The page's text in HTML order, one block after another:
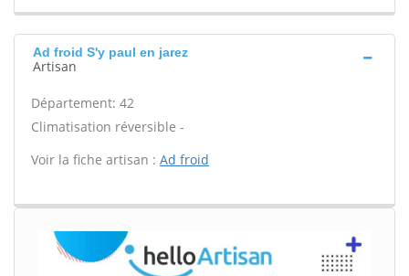
Ad froid S'y paul en jarez
Artisan
Département: 42
Climatisation réversible -
Voir la fiche artisan : Ad froid